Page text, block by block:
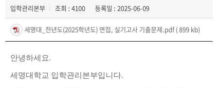
입학관리본부 조회 : 4100 등록일 : 2025-06-09
세명대_전년도(2025학년도) 면접, 실기고사 기출문제.pdf( 899 kb)
안녕하세요.
세명대학교 입학관리본부입니다.